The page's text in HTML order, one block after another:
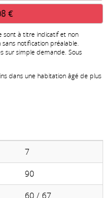
€
sont à titre indicatif et non
notification préalable.
sur simple demande. Sous
dans une habitation âgé de plus
7
90
60 / 67